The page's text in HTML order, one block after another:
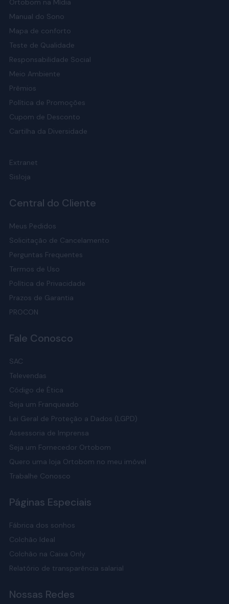
Ortobom na Mídia
Manual do Sono
Mapa de conforto
Teste de Qualidade
Responsabilidade Social
Meio Ambiente
Prêmios
Política de Promoções
Cupom de Desconto
Cartilha da Diversidade
Extranet
Sisloja
Central do Cliente
Meus Pedidos
Solicitação de Cancelamento
Perguntas Frequentes
Termos de Uso
Política de Privacidade
Prazos de Garantia
PROCON
Fale Conosco
SAC
Televendas
Código de Ética
Seja um Franqueado
Lei Geral de Proteção a Dados (LGPD)
Assessoria de Imprensa
Seja um Fornecedor Ortobom
Quero uma loja Ortobom no meu imóvel
Trabalhe Conosco
Páginas Especiais
Fábrica dos sonhos
Colchão Ideal
Colchão na Caixa Only
Relatório de transparência salarial
Nossas Redes